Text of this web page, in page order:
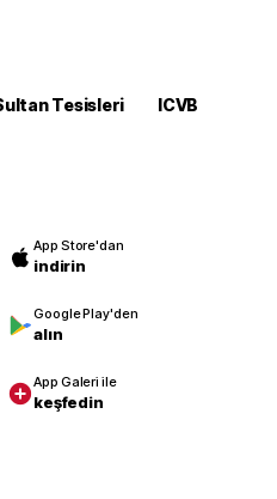
Tesisleri
ICVB
App Store'dan
indirin
Google Play'den
alın
App Galeri ile
keşfedin